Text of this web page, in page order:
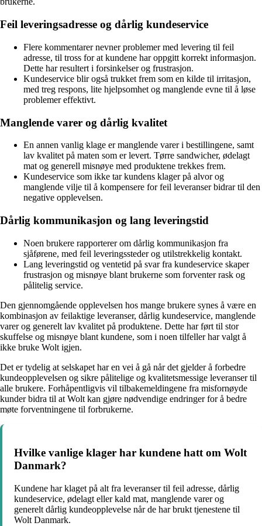
Feil leveringsadresse og dårlig kundeservice
Flere kommentarer nevner problemer med levering til feil
adresse, til tross for at kundene har oppgitt korrekt informasjon.
Dette har resultert i forsinkelser og frustrasjon.
Kundeservice blir også trukket frem som en kilde til irritasjon,
med treg respons, lite hjelpsomhet og manglende evne til å løse
problemer effektivt.
Manglende varer og dårlig kvalitet
En annen vanlig klage er manglende varer i bestillingene, samt
lav kvalitet på maten som er levert. Tørre sandwicher, ødelagt
mat og generell misnøye med produktene trekkes frem.
Kundeservice som ikke tar kundens klager på alvor og
manglende vilje til å kompensere for feil leveranser bidrar til den
negative opplevelsen.
Dårlig kommunikasjon og lang leveringstid
Noen brukere rapporterer om dårlig kommunikasjon fra
sjåførene, med feil leveringssteder og utilstrekkelig kontakt.
Lang leveringstid og ventetid på svar fra kundeservice skaper
frustrasjon og misnøye blant brukerne som forventer rask og
pålitelig service.
Den gjennomgående opplevelsen hos mange brukere synes å være en
kombinasjon av feilaktige leveranser, dårlig kundeservice, manglende
varer og generelt lav kvalitet på produktene. Dette har ført til stor
skuffelse og misnøye blant kundene, som i noen tilfeller har valgt å
ikke bruke Wolt igjen.
Det er tydelig at selskapet har en vei å gå når det gjelder å forbedre
kundeopplevelsen og sikre pålitelige og kvalitetsmessige leveranser til
alle brukere. Forhåpentligvis vil tilbakemeldingene fra misfornøyde
kunder bidra til at Wolt kan gjøre nødvendige endringer for å bedre
møte forventningene til forbrukerne.
Hvilke vanlige klager har kundene hatt om Wolt
Danmark?
Kundene har klaget på alt fra leveranser til feil adresse, dårlig
kundeservice, ødelagt eller kald mat, manglende varer og
generelt dårlig kundeopplevelse når de har brukt tjenestene til
Wolt Danmark.